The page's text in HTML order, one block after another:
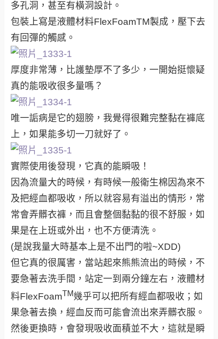
多孔洞，甚至有橫洞設計。
包裝上寫是液體材料FlexFoamTM製成，壓下去
有回彈的觸感。
厚度非常薄，比護墊厚不了多少，一開始挺懷疑
真的能吸收很多量嗎？
唯一詬病是它的翅膀，我覺得很難完整黏在褲底
上，如果能多切一刀就好了。
實際使用後發現，它真的能瞬吸！
因為流量大的時候，有時候一般衛生棉因為來不
及把經血都吸收，所以就容易有溢出的情形，常
常會弄髒衣褲，而且會整個黏黏的很不舒服，如
果是在上班或外出，也不方便清洗。
(是說我量大時基本上是不出門的啦~XDD)
但它真的很厲害，當站起來熊熊流出的時候，不
要急著去洗手間，站定一到兩分鐘左右，液體材
料FlexFoamTM幾乎可以把所有經血都吸收；如
果急著去換，經血反而可能會流出來弄髒衣服。
然後更換時，會發現吸收面積並不大，這就是瞬